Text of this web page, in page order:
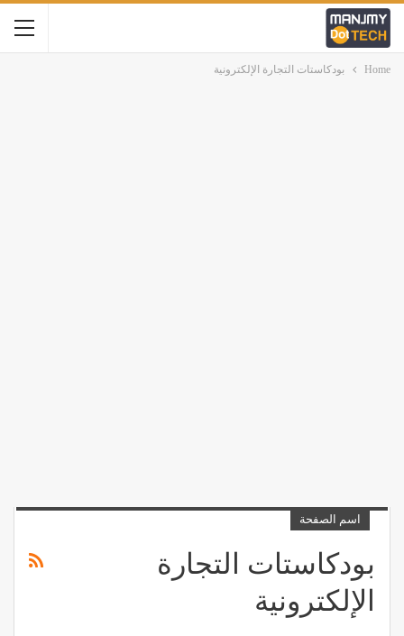
Home بودكاستات التجارة الإلكترونية
اسم الصفحة
بودكاستات التجارة
الإلكترونية